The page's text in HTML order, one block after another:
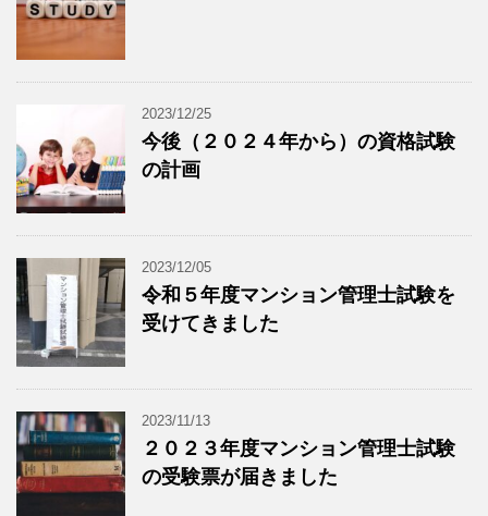
2023/12/25
今後（２０２４年から）の資格試験
の計画
2023/12/05
令和５年度マンション管理士試験を
受けてきました
2023/11/13
２０２３年度マンション管理士試験
の受験票が届きました